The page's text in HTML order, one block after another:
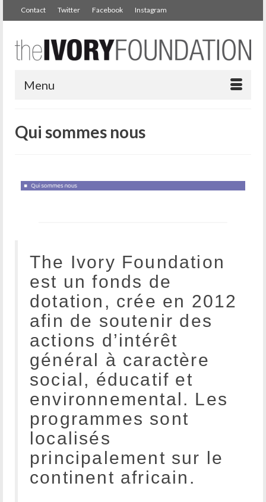
Contact Twitter Facebook Instagram
Menu
Qui sommes nous
The Ivory Foundation
est un fonds de
dotation, crée en 2012
afin de soutenir des
actions d’intérêt
général à caractère
social, éducatif et
environnemental. Les
programmes sont
localisés
principalement sur le
continent africain.